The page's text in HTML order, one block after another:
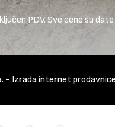
PDV. Sve cene su
- Izrada internet prodavnice